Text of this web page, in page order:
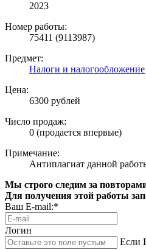
2023
Номер работы:
75411 (9113987)
Предмет:
Налоги и налогообложение
Цена:
6300 рублей
Число продаж:
0 (продается впервые)
Примечание:
Антиплагиат данной
Мы строго следим за
Для получения этой работы
Ваш E-mail:*
Логин
Если